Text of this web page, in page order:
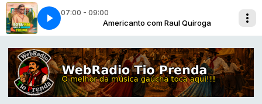
07:00 - 09:00
Quiroga Americanto com Raul Quiroga
- 03 -02-05-2024 AMERICANTO - BLOCO - 03 -02-05-2024